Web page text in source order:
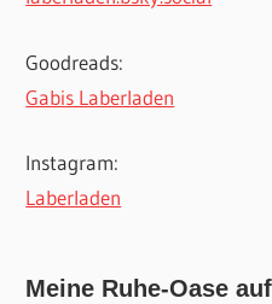
Goodreads:
Gabis Laberladen
Instagram:
Laberladen
Meine Ruhe-Oase